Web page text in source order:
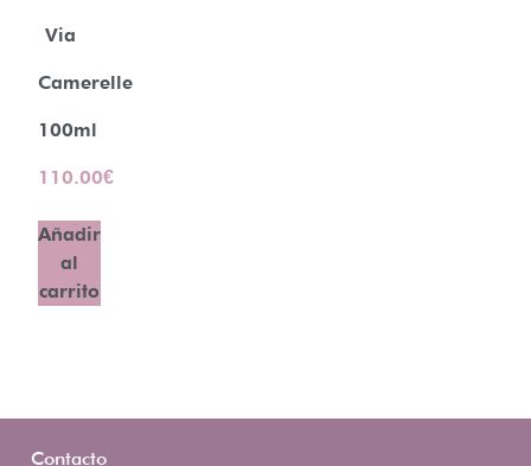
Via
Camerelle
100ml
110.00€
Añadir
al
carrito
Contacto